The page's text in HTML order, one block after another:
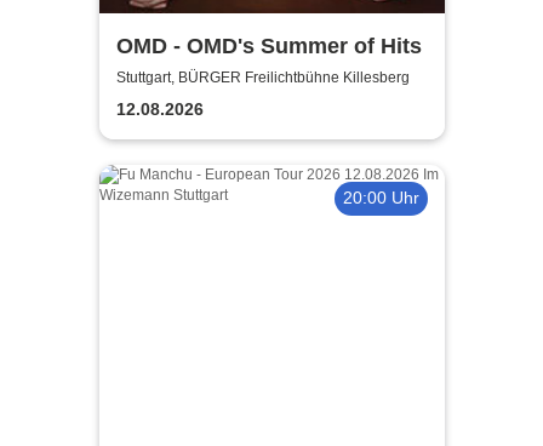
OMD - OMD's Summer of Hits
Stuttgart, BÜRGER Freilichtbühne Killesberg
12.08.2026
20:00 Uhr